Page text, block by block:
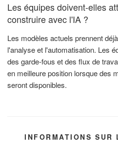
Les équipes doivent-elles
construire avec l'IA ?
Les modèles actuels prennent
l'analyse et l'automatisation. Les
des garde-fous et des flux de
en meilleure position lorsque des
seront disponibles.
CATÉGORIES
INFORMATIONS SUR